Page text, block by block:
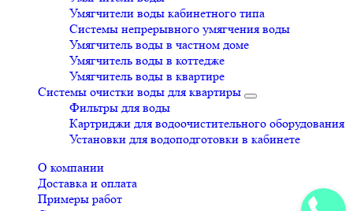
Умягчители воды кабинетного типа
Системы непрерывного умягчения воды
Умягчитель воды в частном доме
Умягчитель воды в коттедже
Умягчитель воды в квартире
Системы очистки воды для квартиры
Фильтры для воды
Картриджи для водоочистительного оборудования
Установки для водоподготовки в кабинете
О компании
Доставка и оплата
Примеры работ